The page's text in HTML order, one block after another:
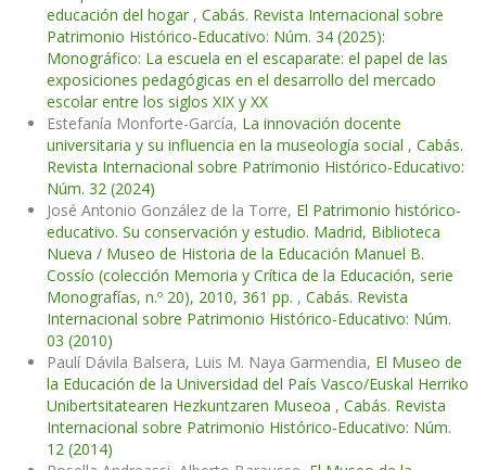
educación del hogar , Cabás. Revista Internacional sobre
Patrimonio Histórico-Educativo: Núm. 34 (2025):
Monográfico: La escuela en el escaparate: el papel de las
exposiciones pedagógicas en el desarrollo del mercado
escolar entre los siglos XIX y XX
Estefanía Monforte-García, La innovación docente
universitaria y su influencia en la museología social , Cabás.
Revista Internacional sobre Patrimonio Histórico-Educativo:
Núm. 32 (2024)
José Antonio González de la Torre, El Patrimonio histórico-
educativo. Su conservación y estudio. Madrid, Biblioteca
Nueva / Museo de Historia de la Educación Manuel B.
Cossío (colección Memoria y Crítica de la Educación, serie
Monografías, n.º 20), 2010, 361 pp. , Cabás. Revista
Internacional sobre Patrimonio Histórico-Educativo: Núm.
03 (2010)
Paulí Dávila Balsera, Luis M. Naya Garmendia, El Museo de
la Educación de la Universidad del País Vasco/Euskal Herriko
Unibertsitatearen Hezkuntzaren Museoa , Cabás. Revista
Internacional sobre Patrimonio Histórico-Educativo: Núm.
12 (2014)